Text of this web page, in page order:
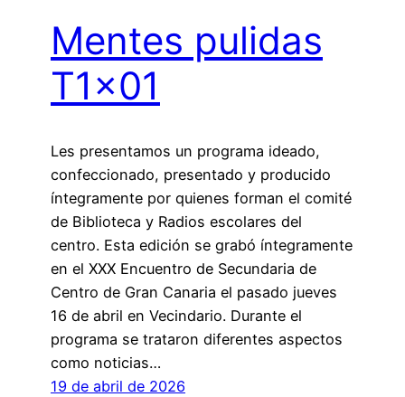
Mentes pulidas
T1x01
Les presentamos un programa ideado,
confeccionado, presentado y producido
íntegramente por quienes forman el comité
de Biblioteca y Radios escolares del
centro. Esta edición se grabó íntegramente
en el XXX Encuentro de Secundaria de
Centro de Gran Canaria el pasado jueves
16 de abril en Vecindario. Durante el
programa se trataron diferentes aspectos
como noticias…
19 de abril de 2026